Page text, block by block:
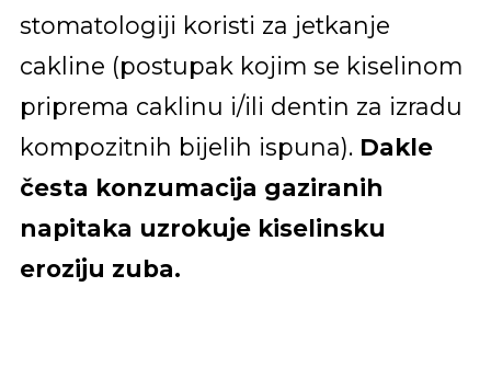
stomatologiji koristi za jetkanje
cakline (postupak kojim se kiselinom
priprema caklinu i/ili dentin za izradu
kompozitnih bijelih ispuna). Dakle
česta konzumacija gaziranih
napitaka uzrokuje kiselinsku
eroziju zuba.